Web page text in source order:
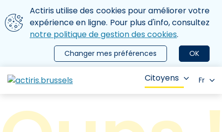
Aller au contenu principal
Nous utilisons des cookies
Actiris utilise des cookies pour améliorer votre
expérience en ligne. Pour plus d'info, consultez
notre politique de gestion des cookies.
OK
Changer mes préférences
le menu
Citoyens Fr